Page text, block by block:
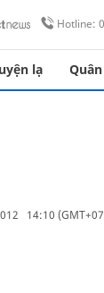
Hotline:
lạ
14:10